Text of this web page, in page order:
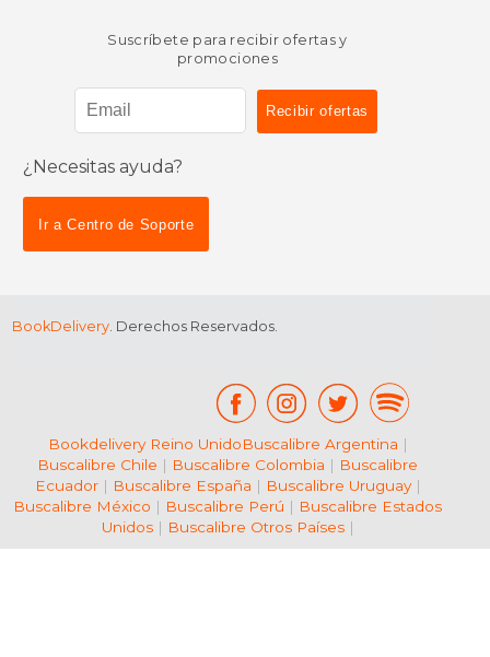
15% $ 18.99 15%
Suscríbete para recibir ofertas y
promociones
¿Necesitas ayuda?
Ir a Centro de Soporte
BookDelivery. Derechos Reservados.
Bookdelivery Reino UnidoBuscalibre Argentina |
Buscalibre Chile | Buscalibre Colombia | Buscalibre
Ecuador| Buscalibre España | Buscalibre Uruguay|
Buscalibre México | Buscalibre Perú | Buscalibre Estados
Unidos| Buscalibre Otros Países|